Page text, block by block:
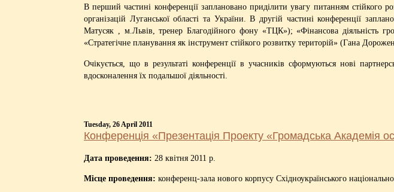
В перший частині конференції заплановано приділити увагу питанням стійкого
організацій Луганської області та України. В другій частині конференції
Матусяк , м.Львів, тренер Благодійного фону «ТЦК»); «Фінансова діяльність
«Стратегічне планування як інструмент стійкого розвитку територій» (Гана
Очікується, що в результаті конференції в учасників сформуються нові
вдосконалення їх подальшої діяльності.
Tuesday, 26 April 2011
Конференція «Презентація Проекту «Громадська Академія
Дата проведення: 28 квітня 2011 р.
Місце проведення: конференц-зала нового корпусу Східноукраїнського